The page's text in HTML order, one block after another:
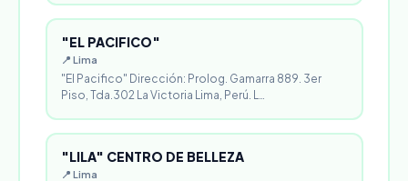
"EL PACIFICO"
📍 Lima
"El Pacifico" Dirección: Prolog. Gamarra 889. 3er
Piso, Tda.302 La Victoria Lima, Perú. L…
"LILA" CENTRO DE BELLEZA
📍 Lima